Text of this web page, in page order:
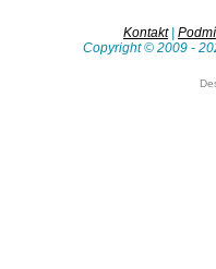
Kontakt|
Copyright © 2009 -